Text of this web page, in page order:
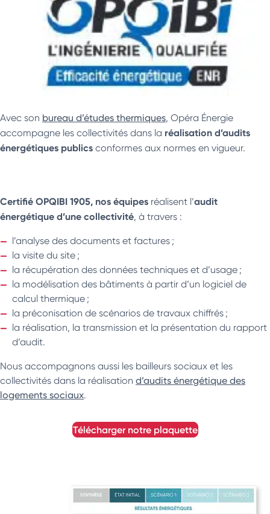
Avec son bureau d’études thermiques, Opéra Énergie
accompagne les collectivités dans la réalisation d’audits
énergétiques publics conformes aux normes en vigueur.
Certifié OPQIBI 1905, nos équipes réalisent l’audit
énergétique d’une collectivité, à travers :
l’analyse des documents et factures ;
la visite du site ;
la récupération des données techniques et d’usage ;
la modélisation des bâtiments à partir d’un logiciel de
calcul thermique ;
la préconisation de scénarios de travaux chiffrés ;
la réalisation, la transmission et la présentation du rapport
d’audit.
Nous accompagnons aussi les bailleurs sociaux et les
collectivités dans la réalisation d’audits énergétique des
logements sociaux.
télécharger notre plaquette